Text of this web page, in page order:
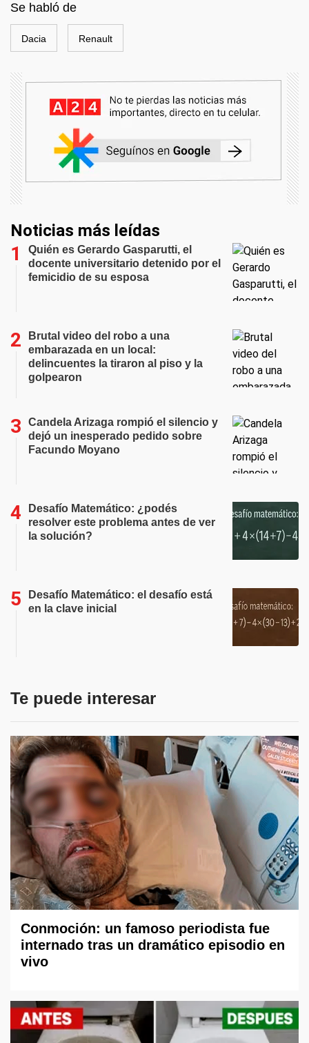
Se habló de
Dacia Renault
Noticias más leídas
Quién es Gerardo Gasparutti, el
docente universitario detenido por el
femicidio de su esposa
Brutal video del robo a una
embarazada en un local:
delincuentes la tiraron al piso y la
golpearon
Candela Arizaga rompió el silencio y
dejó un inesperado pedido sobre
Facundo Moyano
Desafío Matemático: ¿podés
resolver este problema antes de ver
la solución?
Desafío Matemático: el desafío está
en la clave inicial
Te puede interesar
Conmoción: un famoso periodista fue
internado tras un dramático episodio en
vivo